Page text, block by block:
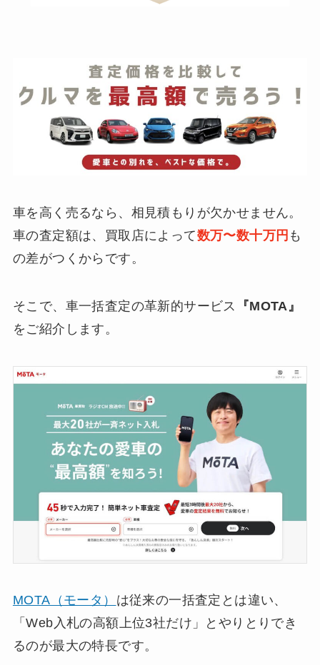
車を高く売るなら、相見積もりが欠かせません。
車の査定額は、買取店によって数万〜数十万円 も
の差がつくからです。
そこで、車一括査定の革新的サービス
『MOTA』
をご紹介します。
MOTA（モータ） は従来の一括査定とは違い、
「Web入札の高額上位3社だけ」とやりとりでき
るのが最大の特長です。